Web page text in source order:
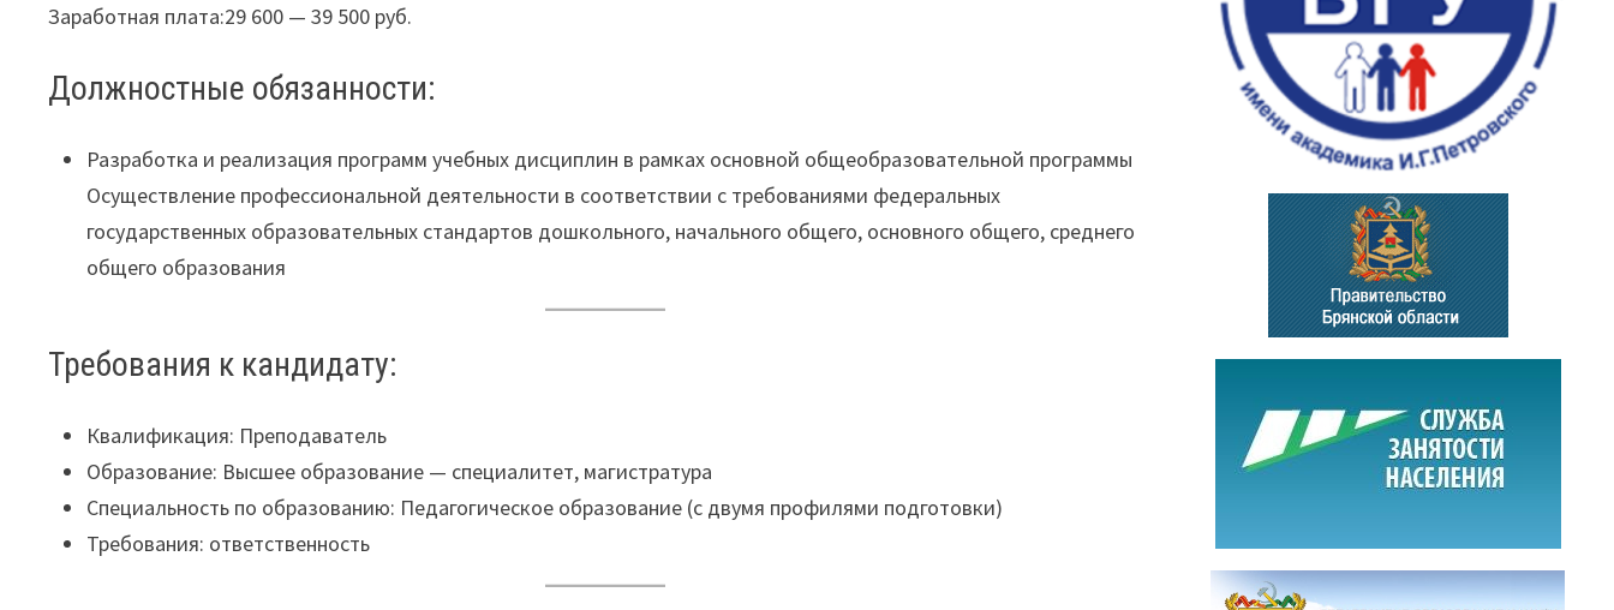
Заработная плата:29 600 — 39 500 руб.
Должностные обязанности:
Разработка и реализация программ учебных дисциплин в рамках основной общеобразовательной программы
Осуществление профессиональной деятельности в соответствии с требованиями федеральных
государственных образовательных стандартов дошкольного, начального общего, основного общего, среднего
общего образования
Требования к кандидату:
Квалификация: Преподаватель
Образование: Высшее образование — специалитет, магистратура
Специальность по образованию: Педагогическое образование (с двумя профилями подготовки)
Требования: ответственность